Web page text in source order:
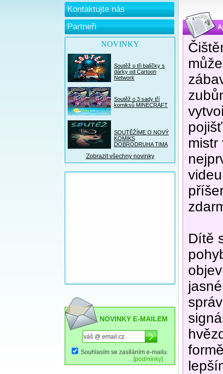
Kontaktujte nás
Partneři
NOVINKY
Soutěž o tři balíčky s
dárky od Cartoon
Network
Soutěž o 3 sady tří
komiksů MINECRAFT
SOUTĚŽÍME O NOVÝ
KOMIKS
DOBRODRUHA TIMA
Zobrazit všechny novinky
NOVINKY E-MAILEM
Souhlasím se zasíláním e-mailu.
[podmínky]
mistr
Dítě